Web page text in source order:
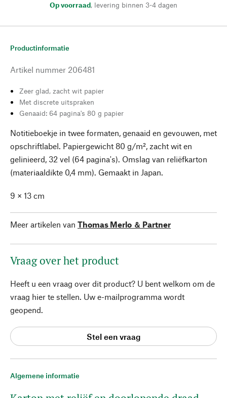
Op voorraad, levering binnen 3-4 dagen
Algemene informatie
Productinformatie
Artikel nummer 206481
Zeer glad, zacht wit papier
Met discrete uitspraken
Genaaid: 64 pagina's 80 g papier
Notitieboekje in twee formaten, genaaid en gevouwen, met
opschriftlabel. Papiergewicht 80 g/m², zacht wit en
gelinieerd, 32 vel (64 pagina's). Omslag van reliëfkarton
(materiaaldikte 0,4 mm). Gemaakt in Japan.
9 × 13 cm
Meer artikelen van Thomas Merlo ＆ Partner
Vraag over het product
Heeft u een vraag over dit product? U bent welkom om de
vraag hier te stellen. Uw e-mailprogramma wordt
geopend.
Stel een vraag